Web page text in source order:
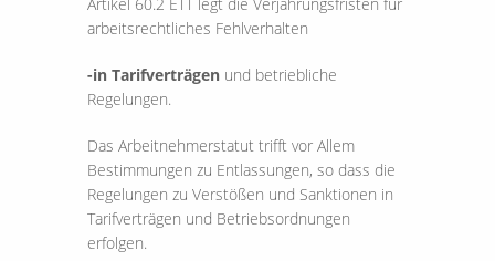
arbeitsrechtliches Fehlverhalten
-in Tarifverträgen und betriebliche
Regelungen.
Das Arbeitnehmerstatut trifft vor Allem
Bestimmungen zu Entlassungen, so dass die
Regelungen zu Verstößen und Sanktionen in
Tarifverträgen und Betriebsordnungen
erfolgen.